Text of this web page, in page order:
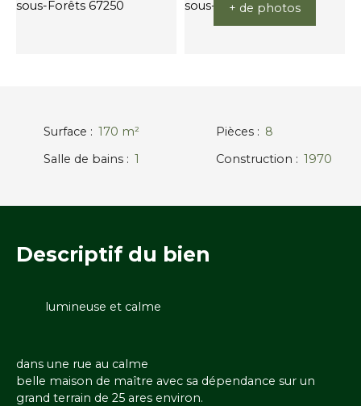
+ de photos
Surface : 170 m² Pièces : 8
Salle de bains : 1 Construction : 1970
Descriptif du bien
lumineuse et calme
dans une rue au calme
belle maison de maître avec sa dépendance sur un
grand terrain de 25 ares environ.